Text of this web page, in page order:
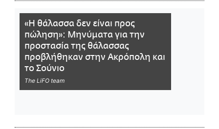
«Η θάλασσα δεν είναι προς
πώληση»: Μηνύματα για την
προστασία της θάλασσας
προβλήθηκαν στην Ακρόπολη και
το Σούνιο
The LiFO team